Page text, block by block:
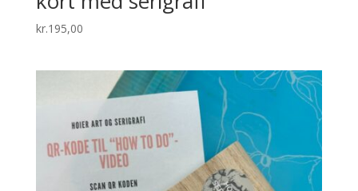
kr.195,00